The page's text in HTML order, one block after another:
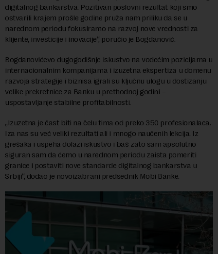
digitalnog bankarstva. Pozitivan poslovni rezultat koji smo
ostvarili krajem prošle godine pruža nam priliku da se u
narednom periodu fokusiramo na razvoj nove vrednosti za
klijente, investicije i inovacije“, poručio je Bogdanović.
Bogdanovićevo dugogodišnje iskustvo na vodećim pozicijama u
internacionalnim kompanijama i izuzetna ekspertiza u domenu
razvoja strategije i biznisa igrali su ključnu ulogu u dostizanju
velike prekretnice za Banku u prethodnoj godini –
uspostavljanje stabilne profitabilnosti.
„Izuzetna je čast biti na čelu tima od preko 350 profesionalaca.
Iza nas su već veliki rezultati ali i mnogo naučenih lekcija. Iz
grešaka i uspeha dolazi iskustvo i baš zato sam apsolutno
siguran sam da ćemo u narednom periodu zaista pomeriti
granice i postaviti nove standarde digitalnog bankarstva u
Srbiji“, dodao je novoizabrani predsednik Mobi Banke.